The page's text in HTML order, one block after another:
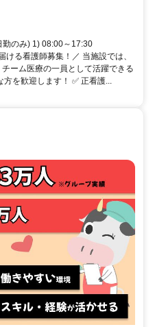
勤のみ) 1) 08:00～17:30
る看護師募集！／ 当施設では、
ーム医療の一員として活躍できる
を歓迎します！ ✅ 正看護...